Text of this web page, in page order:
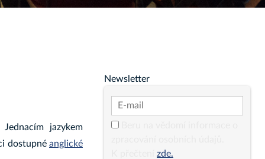
jazykem
dostupné anglické
Newsletter
zde.